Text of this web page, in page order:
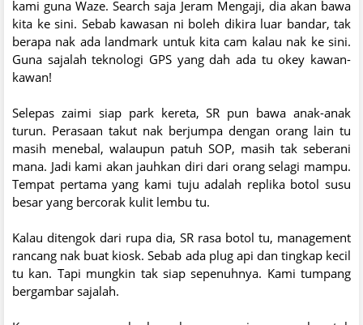
kami guna Waze. Search saja Jeram Mengaji, dia akan bawa
kita ke sini. Sebab kawasan ni boleh dikira luar bandar, tak
berapa nak ada landmark untuk kita cam kalau nak ke sini.
Guna sajalah teknologi GPS yang dah ada tu okey kawan-
kawan!
Selepas zaimi siap park kereta, SR pun bawa anak-anak
turun. Perasaan takut nak berjumpa dengan orang lain tu
masih menebal, walaupun patuh SOP, masih tak seberani
mana. Jadi kami akan jauhkan diri dari orang selagi mampu.
Tempat pertama yang kami tuju adalah replika botol susu
besar yang bercorak kulit lembu tu.
Kalau ditengok dari rupa dia, SR rasa botol tu, management
rancang nak buat kiosk. Sebab ada plug api dan tingkap kecil
tu kan. Tapi mungkin tak siap sepenuhnya. Kami tumpang
bergambar sajalah.